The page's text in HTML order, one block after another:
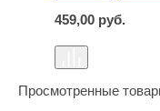
459,00 руб.
Просмотренные